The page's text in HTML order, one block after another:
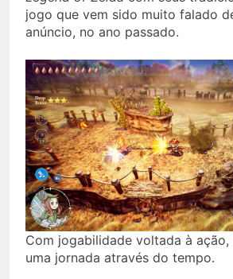
jogo que vem sido muito falado
anúncio, no ano passado.
Com jogabilidade voltada à
uma jornada através do tempo.